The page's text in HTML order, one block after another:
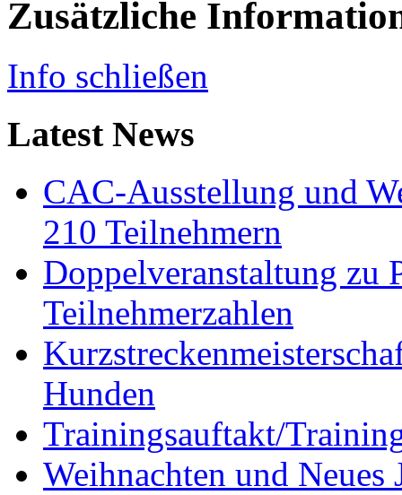
Zusätzliche
Info schließen
Latest News
CAC-Ausstellung und
210 Teilnehmern
Doppelveranstaltung zu
Teilnehmerzahlen
Hunden
Trainingsauftakt/
Weihnachten und Neues